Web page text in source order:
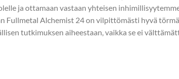
ja ottamaan vastaan yhteisen
Fullmetal Alchemist 24 on vilpittömästi hyvä
tutkimuksen aiheestaan, vaikka se ei